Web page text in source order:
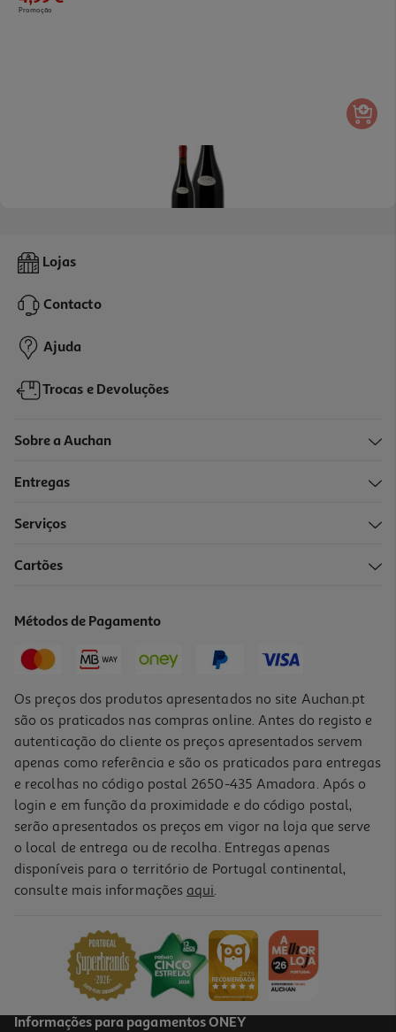
Promoção
Vinho Tinto Omnia Reserva Douro 0.75
13,95 €
Vinho Tinto Carm Reserva Douro 0.75l
17,89 €
Lojas
Contacto
Ajuda
Trocas e Devoluções
Sobre a Auchan
Entregas
Serviços
Cartões
Métodos de Pagamento
Os preços dos produtos apresentados no site Auchan.pt
são os praticados nas compras online. Antes do registo e
autenticação do cliente os preços apresentados servem
apenas como referência e são os praticados para entregas
e recolhas no código postal 2650-435 Amadora. Após o
login e em função da proximidade e do código postal,
serão apresentados os preços em vigor na loja que serve
o local de entrega ou de recolha. Entregas apenas
disponíveis para o território de Portugal continental,
consulte mais informações aqui.
Informações para pagamentos ONEY